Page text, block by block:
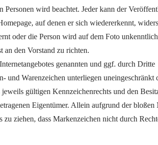
Personen wird beachtet. Jeder kann der
auf denen er sich wiedererkennt,
oder die Person wird auf dem Foto
an den Vorstand zu richten.
genannten und ggf. durch Dritte
und Warenzeichen unterliegen uneingeschränkt
gültigen Kennzeichenrechts und den
Eigentümer. Allein aufgrund der bloßen
zu ziehen, dass Markenzeichen nicht durch